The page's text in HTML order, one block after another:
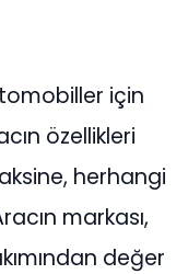
için
özellikleri
herhangi
markası,
değer